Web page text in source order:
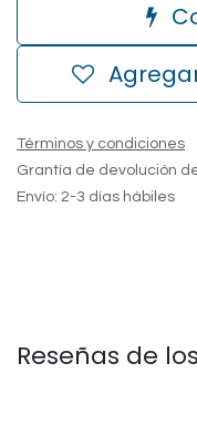
Términos y condiciones
Grantía de devolución
Envío: 2-3 días hábiles
Reseñas de